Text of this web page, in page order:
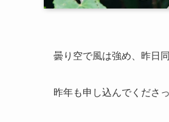
曇り空で風は強め、昨日
昨年も申し込んでくださ